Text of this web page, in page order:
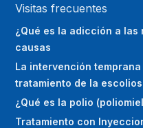
Visitas frecuentes
¿Qué es la adicción a
causas
La intervención
tratamiento de la
¿Qué es la polio
Tratamiento con